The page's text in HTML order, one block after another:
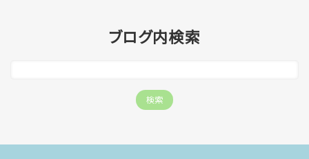
ブログ内検索